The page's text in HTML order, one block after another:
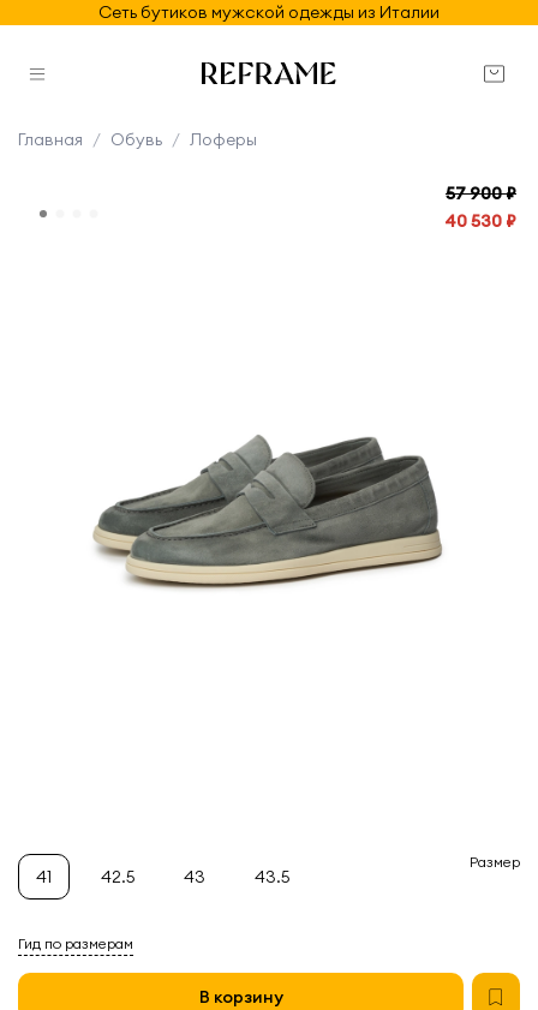
Сеть бутиков мужской одежды из Италии
Главная Обувь Лоферы
57 900 ₽
40 530 ₽
Гид по размерам
В корзину
Размер
41 42.5 43 43.5